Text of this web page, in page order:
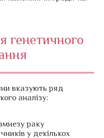
генетичного
вказують ряд
аналізу:
раку
у декількох